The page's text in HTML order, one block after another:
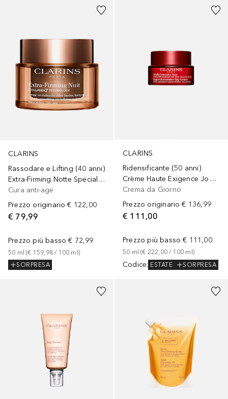
CLARINS
Rassodare e Lifting (40 anni)
Extra-Firming Notte Speciale Pelle Secca
Cura anti-age
Prezzo originario € 122,00
€ 79,99
Prezzo più basso € 72,99
50 ml (€ 159,98 / 100 ml )
SORPRESA
CLARINS
Ridensificante (50 anni)
Crème Haute Exigence Jour Multi Intensive - Peaux Très Sèches
Crema da Giorno
Prezzo originario € 136,99
€ 111,00
Prezzo più basso € 111,00
50 ml (€ 222,00 / 100 ml )
Codice: ESTATE SORPRESA